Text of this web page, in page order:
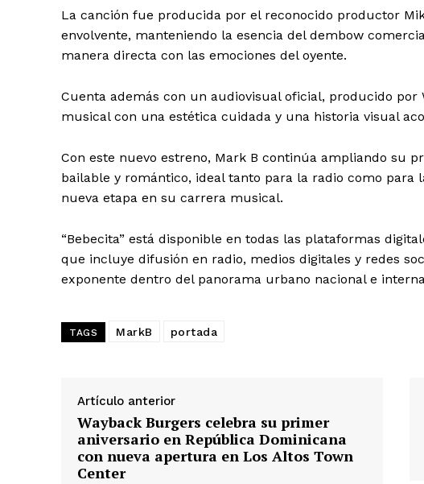
La canción fue producida por el reconocido productor
envolvente, manteniendo la esencia del dembow
manera directa con las emociones del oyente.
Cuenta además con un audiovisual oficial, producido
musical con una estética cuidada y una historia visual
Con este nuevo estreno, Mark B continúa ampliando su
bailable y romántico, ideal tanto para la radio como para
nueva etapa en su carrera musical.
“Bebecita” está disponible en todas las plataformas
que incluye difusión en radio, medios digitales y redes
exponente dentro del panorama urbano nacional e
TAGS MarkB portada
Artículo anterior
Wayback Burgers celebra su primer
aniversario en República Dominicana
con nueva apertura en Los Altos Town
Center